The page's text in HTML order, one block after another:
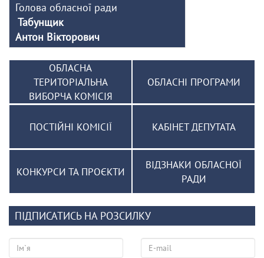
Голова обласної ради
Табунщик
Антон Вікторович
ОБЛАСНА
ТЕРИТОРІАЛЬНА
ВИБОРЧА КОМІСІЯ
ОБЛАСНІ ПРОГРАМИ
ПОСТІЙНІ КОМІСІЇ КАБІНЕТ ДЕПУТАТА
КОНКУРСИ ТА ПРОЄКТИ
ВІДЗНАКИ ОБЛАСНОЇ
РАДИ
ПІДПИСАТИСЬ НА РОЗСИЛКУ